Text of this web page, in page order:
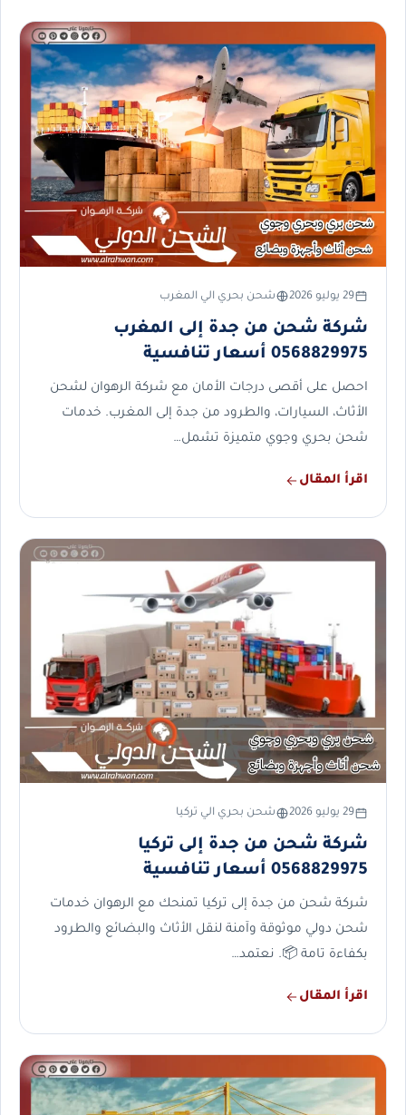
29 يوليو 2026 شحن بحري الي المغرب
شركة شحن من جدة إلى المغرب
0568829975 أسعار تنافسية
احصل على أقصى درجات الأمان مع شركة الرهوان لشحن
الأثاث، السيارات، والطرود من جدة إلى المغرب. خدمات
شحن بحري وجوي متميزة تشمل…
اقرأ المقال
29 يوليو 2026 شحن بحري الي تركيا
شركة شحن من جدة إلى تركيا
0568829975 أسعار تنافسية
شركة شحن من جدة إلى تركيا تمنحك مع الرهوان خدمات
شحن دولي موثوقة وآمنة لنقل الأثاث والبضائع والطرود
بكفاءة تامة 📦. نعتمد…
اقرأ المقال